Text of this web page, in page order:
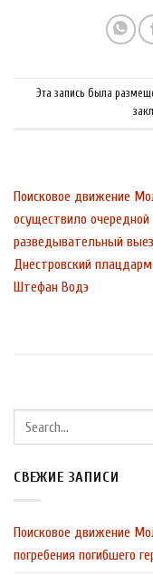
Эта запись была
Поисковое движение
осуществило очередной
разведывательный
Днестровский
Штефан Водэ
СВЕЖИЕ ЗАПИСИ
Поисковое движение
погребения погибшего